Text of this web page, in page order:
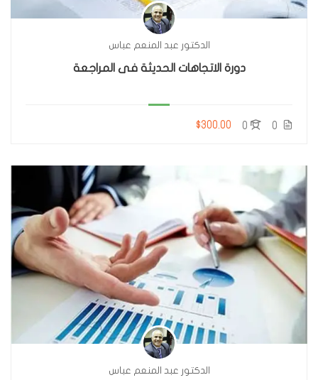
الدكتور عبد المنعم عباس
دورة الاتجاهات الحديثة فى المراجعة
0
0
$300.00
الدكتور عبد المنعم عباس